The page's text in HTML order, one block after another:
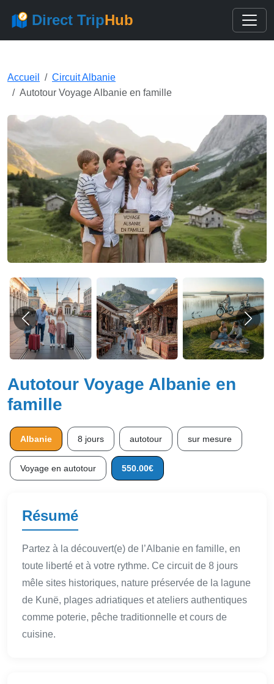
Direct TripHub
Accueil
Circuit Albanie
Autotour Voyage Albanie en famille
Autotour Voyage Albanie en
famille
Albanie 8 jours autotour sur mesure
Voyage en autotour 550.00€
Résumé
Partez à la découvert(e) de l’Albanie en famille, en
toute liberté et à votre rythme. Ce circuit de 8 jours
mêle sites historiques, nature préservée de la lagune
de Kunë, plages adriatiques et ateliers authentiques
comme poterie, pêche traditionnelle et cours de
cuisine.